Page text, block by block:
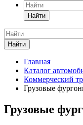
Найти
Найти
Главная
Каталог
Коммерческий
Грузовые
Грузовые